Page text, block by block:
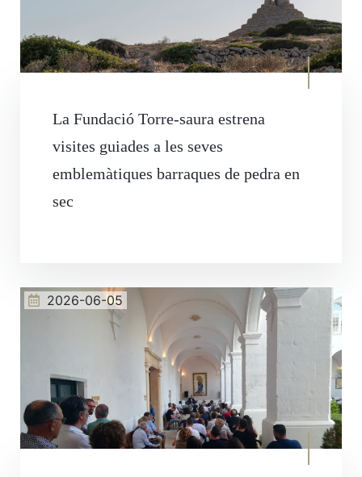
La Fundació Torre-saura estrena
visites guiades a les seves
emblemàtiques barraques de pedra en
sec
2026-06-05